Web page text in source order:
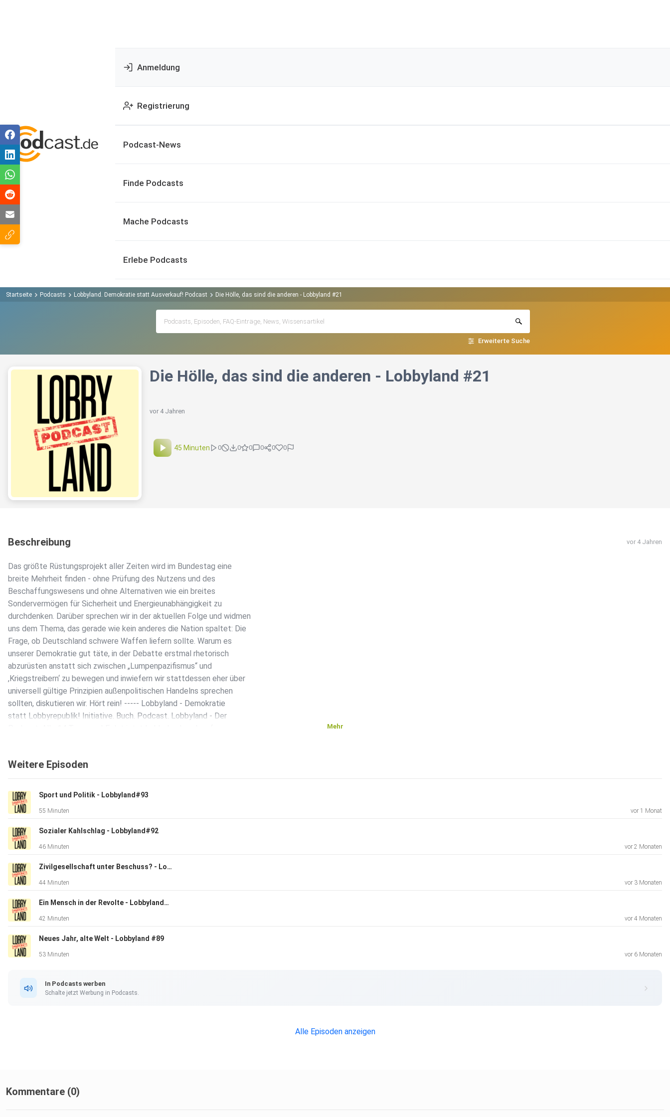
Anmeldung
Registrierung
Podcast-News
Finde Podcasts
Mache Podcasts
Erlebe Podcasts
Startseite Podcasts Lobbyland. Demokratie statt Ausverkauf! Podcast Die Hölle, das sind die anderen - Lobbyland #21
Erweiterte Suche
Die Hölle, das sind die anderen - Lobbyland #21
vor 4 Jahren
45 Minuten 0 0 0 0 0 0
Beschreibung vor 4 Jahren
Das größte Rüstungsprojekt aller Zeiten wird im Bundestag eine
breite Mehrheit finden - ohne Prüfung des Nutzens und des
Beschaffungswesens und ohne Alternativen wie ein breites
Sondervermögen für Sicherheit und Energieunabhängigkeit zu
durchdenken. Darüber sprechen wir in der aktuellen Folge und widmen
uns dem Thema, das gerade wie kein anderes die Nation spaltet: Die
Frage, ob Deutschland schwere Waffen liefern sollte. Warum es
unserer Demokratie gut täte, in der Debatte erstmal rhetorisch
abzurüsten anstatt sich zwischen „Lumpenpazifismus“ und
,Kriegstreibern‘ zu bewegen und inwiefern wir stattdessen eher über
universell gültige Prinzipien außenpolitischen Handelns sprechen
sollten, diskutieren wir. Hört rein! ----- Lobbyland - Demokratie
statt Lobbyrepublik! Initiative. Buch. Podcast. Lobbyland - Der
https://lobbyland.de https://twitter.com/lobbylandDE
https://www.instagram.com/lobbyland_de Unser Podcast-Team:
Marco - Host https://twitter.com/marcobuelow
https://www.instagram.com/marcobuelow
https://facebook.com/marco.buelow Sabrina - Host
https://twitter.com/sabri_capri Flo - Producer
Mehr
Weitere Episoden
Sport und Politik - Lobbyland#93
55 Minuten vor 1 Monat
Sozialer Kahlschlag - Lobbyland#92
46 Minuten vor 2 Monaten
Zivilgesellschaft unter Beschuss? - Lobbyland#91
44 Minuten vor 3 Monaten
Ein Mensch in der Revolte - Lobbyland#90
42 Minuten vor 4 Monaten
Neues Jahr, alte Welt - Lobbyland #89
53 Minuten vor 6 Monaten
In Podcasts werben
Schalte jetzt Werbung in Podcasts.
Alle Episoden anzeigen
Kommentare (0)